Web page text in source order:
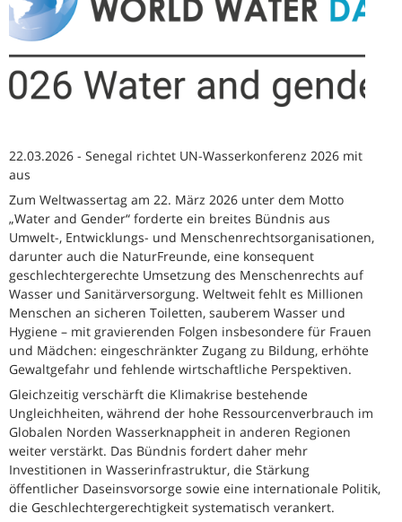
22.03.2026 - Senegal richtet UN-Wasserkonferenz 2026 mit
aus
Zum Weltwassertag am 22. März 2026 unter dem Motto
„Water and Gender“ forderte ein breites Bündnis aus
Umwelt-, Entwicklungs- und Menschenrechtsorganisationen,
darunter auch die NaturFreunde, eine konsequent
geschlechtergerechte Umsetzung des Menschenrechts auf
Wasser und Sanitärversorgung. Weltweit fehlt es Millionen
Menschen an sicheren Toiletten, sauberem Wasser und
Hygiene – mit gravierenden Folgen insbesondere für Frauen
und Mädchen: eingeschränkter Zugang zu Bildung, erhöhte
Gewaltgefahr und fehlende wirtschaftliche Perspektiven.
Gleichzeitig verschärft die Klimakrise bestehende
Ungleichheiten, während der hohe Ressourcenverbrauch im
Globalen Norden Wasserknappheit in anderen Regionen
weiter verstärkt. Das Bündnis fordert daher mehr
Investitionen in Wasserinfrastruktur, die Stärkung
öffentlicher Daseinsvorsorge sowie eine internationale Politik,
die Geschlechtergerechtigkeit systematisch verankert.